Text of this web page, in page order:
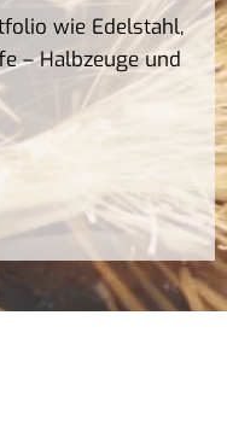
wie Edelstahl,
– Halbzeuge und